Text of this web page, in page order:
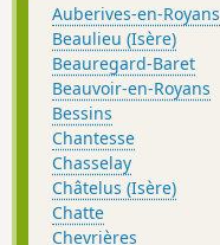
Auberives-en-Royans
Beaulieu (Isère)
Beauregard-Baret
Beauvoir-en-Royans
Bessins
Chantesse
Chasselay
Châtelus (Isère)
Chatte
Chevrières